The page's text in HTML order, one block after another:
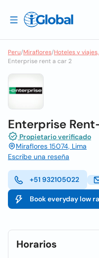
Peru/Miraflores/Hoteles y
Enterprise rent a car 2
Enterprise
Propietario verificado
Miraflores 15074, Lima
Escribe una reseña
+51 932105022
Book everyday low
Horarios